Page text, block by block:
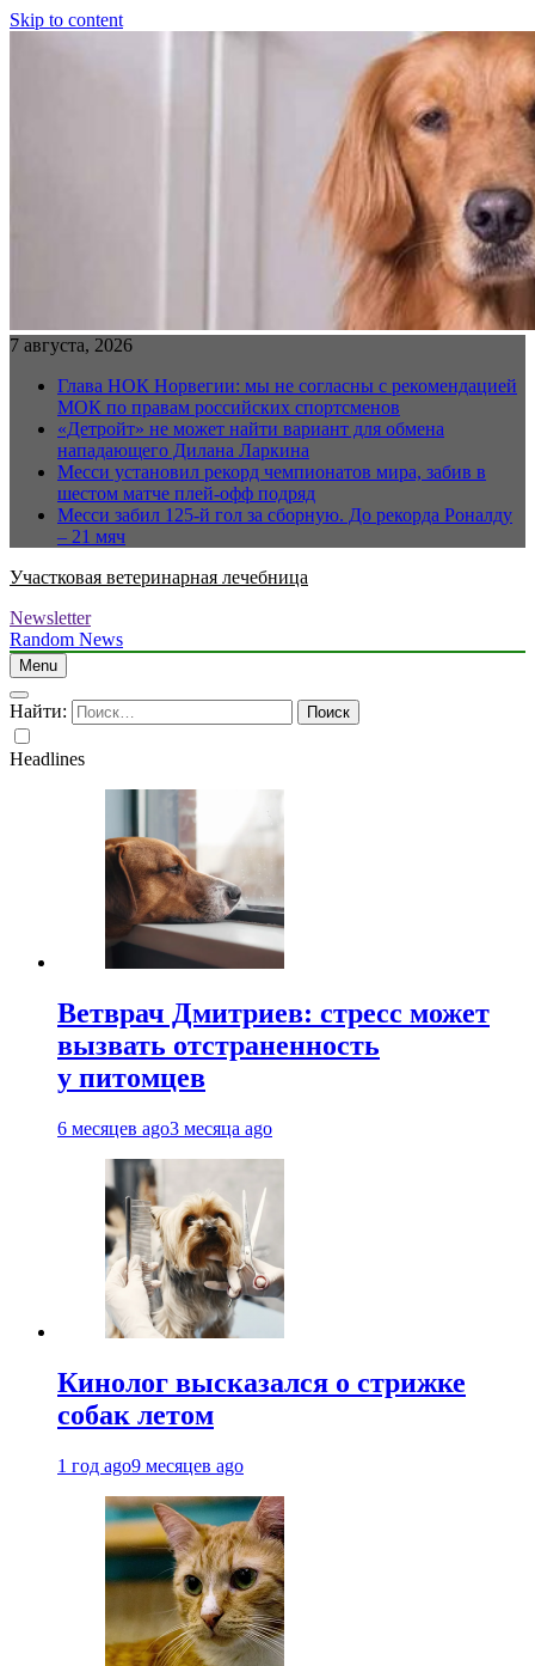
Skip to content
7 августа, 2026
Глава НОК Норвегии: мы не согласны с рекомендацией
МОК по правам российских спортсменов
«Детройт» не может найти вариант для обмена
нападающего Дилана Ларкина
Месси установил рекорд чемпионатов мира, забив в
шестом матче плей‑офф подряд
Месси забил 125-й гол за сборную. До рекорда Роналду
– 21 мяч
Участковая ветеринарная лечебница
Newsletter
Random News
Menu
Найти:
Headlines
Ветврач Дмитриев: стресс может
вызвать отстраненность
у питомцев
6 месяцев ago3 месяца ago
Кинолог высказался о стрижке
собак летом
1 год ago9 месяцев ago